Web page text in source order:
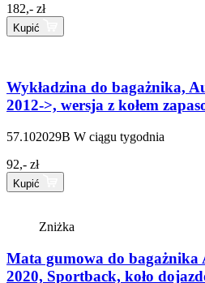
182,- zł
Kupić
Wykładzina do bagażnika,
2012->, wersja z kołem
57.102029B W ciągu tygodnia
92,- zł
Kupić
Zniżka
Mata gumowa do bagażnika
2020, Sportback, koło